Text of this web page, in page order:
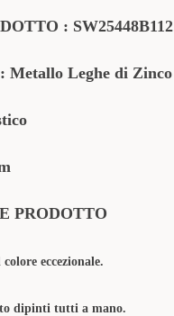
: SW25448B112
Leghe di Zinco
PRODOTTO
eccezionale.
dipinti tutti a mano.